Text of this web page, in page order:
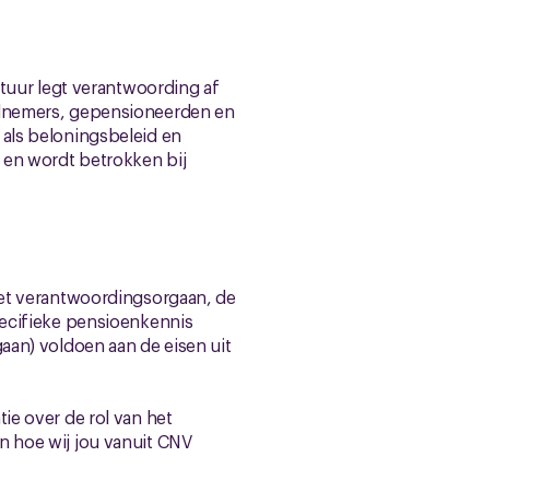
legt verantwoording af
gepensioneerden en
beloningsbeleid en
wordt betrokken bij
verantwoordingsorgaan, de
pensioenkennis
voldoen aan de eisen uit
over de rol van het
hoe wij jou vanuit CNV